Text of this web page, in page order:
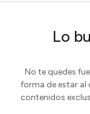
Lo
No te quedes
forma de estar al
contenidos